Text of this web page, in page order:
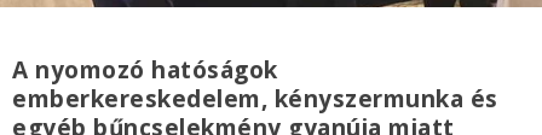
A nyomozó hatóságok
emberkereskedelem, kényszermunka és
egyéb bűncselekmény gyanúja miatt